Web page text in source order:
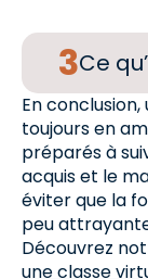
Ce
En conclusion,
toujours en
préparés à
acquis et le
éviter que la
peu
Découvrez
une classe